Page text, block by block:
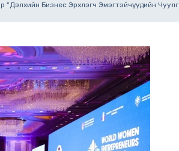
Бизнес Эрхлэгч Эмэгтэйчүүдийн